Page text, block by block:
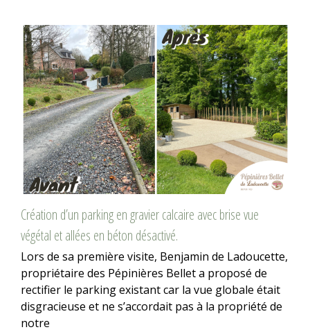
Création d’un parking en gravier calcaire avec brise vue
végétal et allées en béton désactivé.
Lors de sa première visite, Benjamin de Ladoucette,
propriétaire des Pépinières Bellet a proposé de
rectifier le parking existant car la vue globale était
disgracieuse et ne s’accordait pas à la propriété de
notre